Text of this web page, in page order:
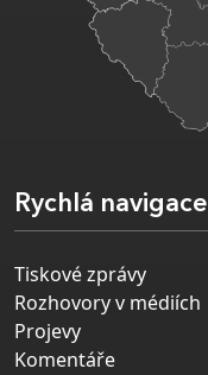
Rychlá navigace
Tiskové zprávy
Rozhovory v médiích
Projevy
Komentáře